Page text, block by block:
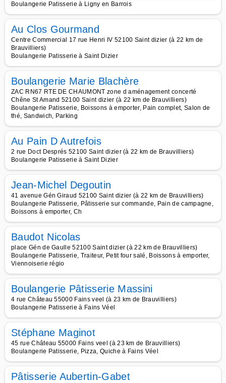
Boulangerie Patisserie à Ligny en Barrois
Au Clos Gourmand
Centre Commercial 17 rue Henri IV 52100 Saint dizier (à 22 km de
Brauvilliers)
Boulangerie Patisserie à Saint Dizier
Boulangerie Marie Blachère
ZAC RN67 RTE DE CHAUMONT zone d aménagement concerté
Chêne St Amand 52100 Saint dizier (à 22 km de Brauvilliers)
Boulangerie Patisserie, Boissons à emporter, Pain complet, Salon de
thé, Sandwich, Parking
Au Pain D Autrefois
2 rue Doct Després 52100 Saint dizier (à 22 km de Brauvilliers)
Boulangerie Patisserie à Saint Dizier
Jean-Michel Degoutin
41 avenue Gén Giraud 52100 Saint dizier (à 22 km de Brauvilliers)
Boulangerie Patisserie, Pâtisserie sur commande, Pain de campagne,
Boissons à emporter, Ch
Baudot Nicolas
place Gén de Gaulle 52100 Saint dizier (à 22 km de Brauvilliers)
Boulangerie Patisserie, Traiteur, Petit four salé, Boissons à emporter,
Viennoiserie régio
Boulangerie Pâtisserie Massini
4 rue Château 55000 Fains veel (à 23 km de Brauvilliers)
Boulangerie Patisserie à Fains Véel
Stéphane Maginot
45 rue Château 55000 Fains veel (à 23 km de Brauvilliers)
Boulangerie Patisserie, Pizza, Quiche à Fains Véel
Pâtisserie Aubertin-Gabet